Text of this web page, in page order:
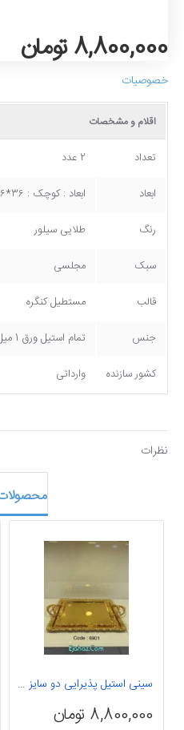
8,800,000 تومان
خصوصیات
اقلام و مشخصات
تعداد 2 عدد
ابعاد ابعاد : کوچک : ۳۶*۲۶ سانت بزرگ : ۴۳*۳۱ سانت
رنگ طلایی سیلور
سبک مجلسی
قالب مستطیل کنگره
جنس تمام استیل ورق 1 میل
کشور سازنده وارداتی
نظرات
سینی استیل پذیرایی دو سایز وارداتی طلایی مستطیل
8,800,000 تومان